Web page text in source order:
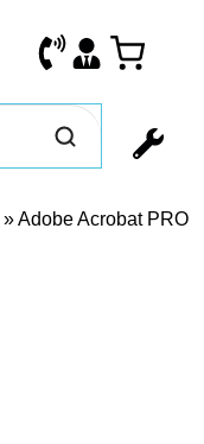
»Adobe Acrobat PRO